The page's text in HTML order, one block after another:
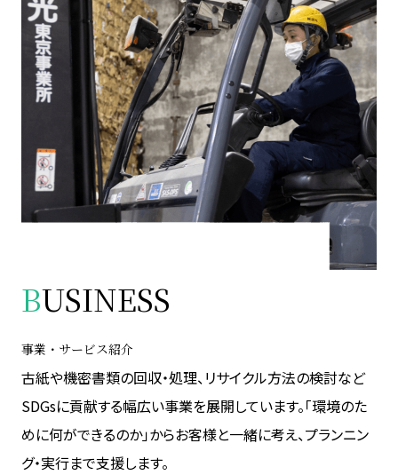
BUSINESS
事業・サービス紹介
古紙や機密書類の回収・処理、リサイクル方法の検討など
SDGsに貢献する幅広い事業を展開しています。「環境のた
めに何ができるのか」からお客様と一緒に考え、プランニン
グ・実行まで支援します。